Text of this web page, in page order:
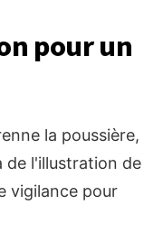
pour un
la poussière,
de l'illustration de
vigilance pour